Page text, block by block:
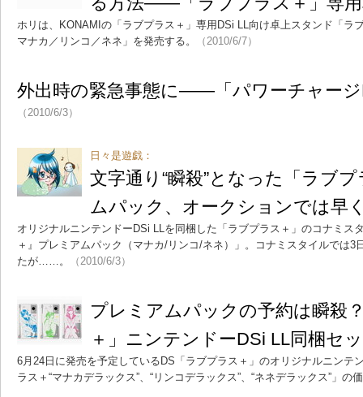
ホリは、KONAMIの「ラブプラス＋」専用DSi LL向け卓上スタンド「ラ
マナカ／リンコ／ネネ」を発売する。
（2010/6/7）
外出時の緊急事態に――「パワーチャー
（2010/6/3）
日々是遊戯：
文字通り“瞬殺”となった「ラブ
ムパック、オークションでは早
オリジナルニンテンドーDSi LLを同梱した「ラブプラス＋」のコナミス
＋』プレミアムパック（マナカ/リンコ/ネネ）」。コナミスタイルでは3
たが……。
（2010/6/3）
プレミアムパックの予約は瞬
＋」ニンテンドーDSi LL同梱セ
6月24日に発売を予定しているDS「ラブプラス＋」のオリジナルニンテ
ラス＋“マナカデラックス”、“リンコデラックス”、“ネネデラックス”」の